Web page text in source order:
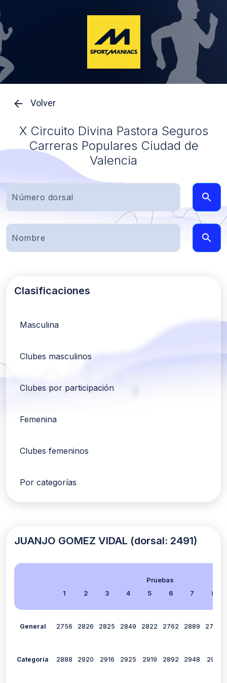
Volver
X Circuito Divina Pastora Seguros
Carreras Populares Ciudad de
Valencia
Clasificaciones
Masculina
Clubes masculinos
Clubes por participación
Femenina
Clubes femeninos
Por categorías
JUANJO GOMEZ VIDAL (dorsal: 2491)
Pruebas
1
2 3 4 5 6 7 8
General 2756 2826 2825 2849 2822 2762 2889 2788
Categoría 2888 2920 2916 2925 2919 2892 2948 2911